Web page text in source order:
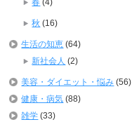
春 (4)
秋 (16)
生活の知恵 (64)
新社会人 (2)
美容・ダイエット・悩み (56)
健康・病気 (88)
雑学 (33)